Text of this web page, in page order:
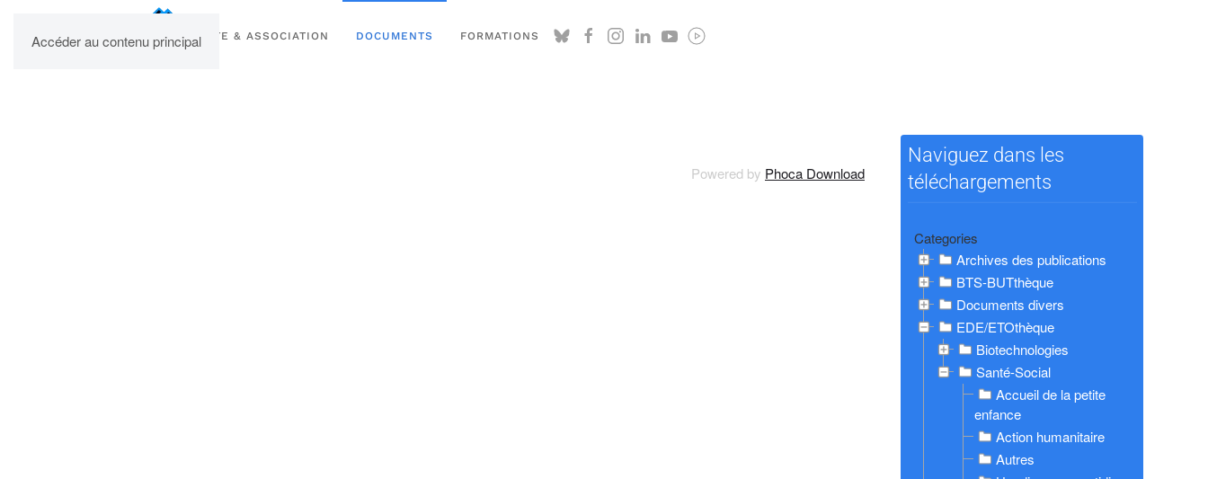
Accéder au contenu principal
UPBM SITE & ASSOCIATION DOCUMENTS FORMATIONS
Powered by Phoca Download
Naviguez dans les
téléchargements
Categories
Archives des publications
BTS-BUTthèque
Documents divers
EDE/ETOthèque
Biotechnologies
Santé-Social
Accueil de la petite
enfance
Action humanitaire
Autres